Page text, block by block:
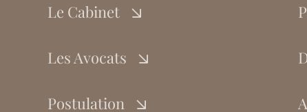
Le Cabinet
Les Avocats
Postulation